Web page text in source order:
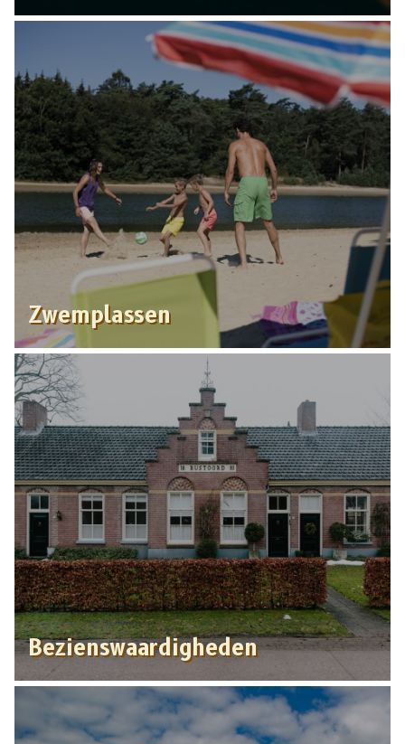
Zwemplassen
Bezienswaardigheden